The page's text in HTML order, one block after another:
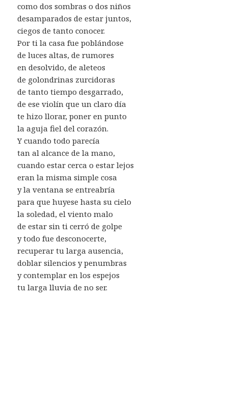
como dos sombras o dos niños
desamparados de estar juntos,
ciegos de tanto conocer.
Por ti la casa fue poblándose
de luces altas, de rumores
en desolvido, de aleteos
de golondrinas zurcidoras
de tanto tiempo desgarrado,
de ese violín que un claro día
te hizo llorar, poner en punto
la aguja fiel del corazón.
Y cuando todo parecía
tan al alcance de la mano,
cuando estar cerca o estar lejos
eran la misma simple cosa
y la ventana se entreabría
para que huyese hasta su cielo
la soledad, el viento malo
de estar sin ti cerró de golpe
y todo fue desconocerte,
recuperar tu larga ausencia,
doblar silencios y penumbras
y contemplar en los espejos
tu larga lluvia de no ser.